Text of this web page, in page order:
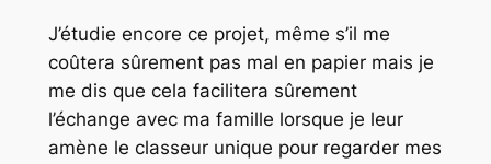
J’étudie encore ce projet, même s’il me
coûtera sûrement pas mal en papier mais je
me dis que cela facilitera sûrement
l’échange avec ma famille lorsque je leur
amène le classeur unique pour regarder mes